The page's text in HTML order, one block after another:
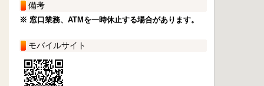
備考
※ 窓口業務、ATMを一時休止する場合があります。
モバイルサイト